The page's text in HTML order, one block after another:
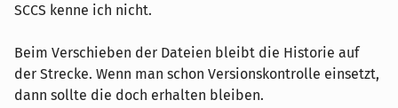
SCCS kenne ich nicht.
Beim Verschieben der Dateien bleibt die Historie auf
der Strecke. Wenn man schon Versionskontrolle einsetzt,
dann sollte die doch erhalten bleiben.